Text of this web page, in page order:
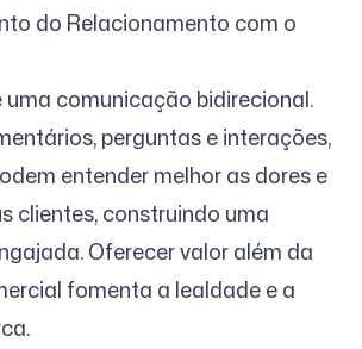
do Relacionamento com o
uma comunicação bidirecional.
perguntas e interações,
entender melhor as dores e
clientes, construindo uma
Oferecer valor além da
fomenta a lealdade e a